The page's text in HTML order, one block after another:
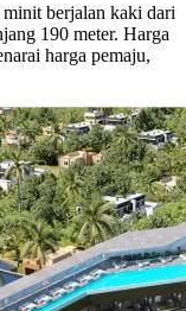
berjalan kaki dari
190 meter. Harga
harga pemaju,